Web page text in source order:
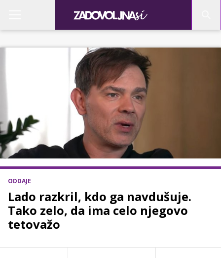
ODDAJE
Lado razkril, kdo ga navdušuje.
Tako zelo, da ima celo njegovo
tetovažo